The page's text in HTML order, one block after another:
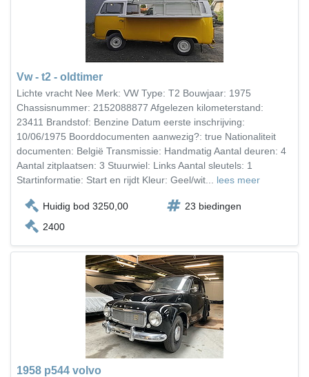
Vw - t2 - oldtimer
Lichte vracht Nee Merk: VW Type: T2 Bouwjaar: 1975
Chassisnummer: 2152088877 Afgelezen kilometerstand:
23411 Brandstof: Benzine Datum eerste inschrijving:
10/06/1975 Boorddocumenten aanwezig?: true Nationaliteit
documenten: België Transmissie: Handmatig Aantal deuren: 4
Aantal zitplaatsen: 3 Stuurwiel: Links Aantal sleutels: 1
Startinformatie: Start en rijdt Kleur: Geel/wit... lees meer
Huidig bod 3250,00
23 biedingen
2400
1958 p544 volvo